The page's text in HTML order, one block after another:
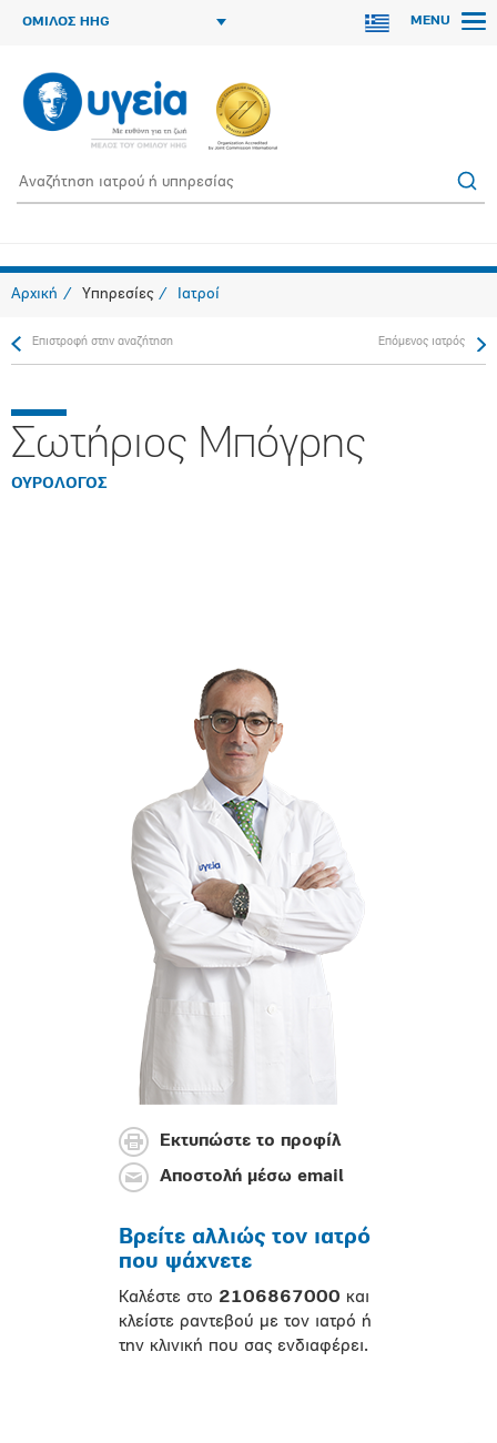
ΟΜΙΛΟΣ HHG MENU
Αρχική Υπηρεσίες Ιατροί
Επιστροφή στην αναζήτηση Επόμενος ιατρός
Σωτήριος Μπόγρης
ΟΥΡΟΛΟΓΟΣ
Εκτυπώστε το προφίλ
Αποστολή μέσω email
Βρείτε αλλιώς τον ιατρό
που ψάχνετε
Καλέστε στο 2106867000 και
κλείστε ραντεβού με τον ιατρό ή
την κλινική που σας ενδιαφέρει.